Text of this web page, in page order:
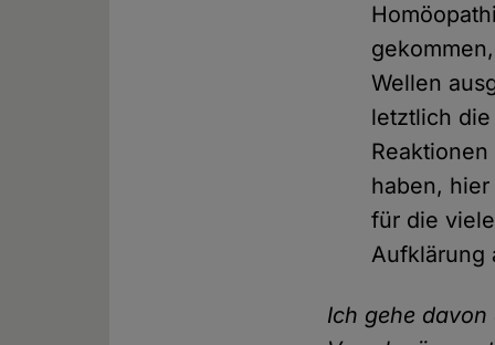
Wellen
letztlich
haben,
für die
Aufklärung
Ich gehe